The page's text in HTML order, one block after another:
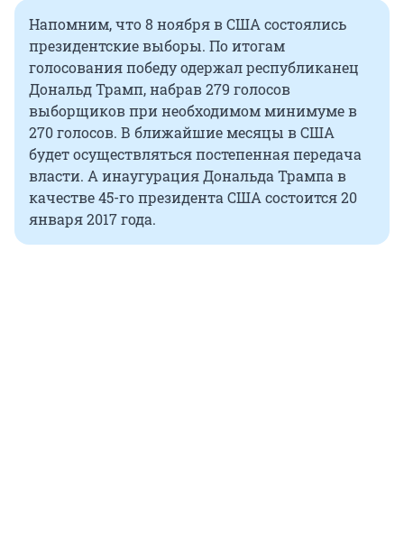
Напомним, что 8 ноября в США состоялись
президентские выборы. По итогам
голосования победу одержал республиканец
Дональд Трамп, набрав 279 голосов
выборщиков при необходимом минимуме в
270 голосов. В ближайшие месяцы в США
будет осуществляться постепенная передача
власти. А инаугурация Дональда Трампа в
качестве 45-го президента США состоится 20
января 2017 года.